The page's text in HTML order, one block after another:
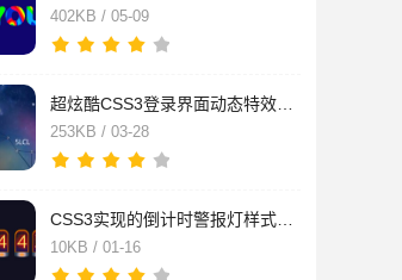
402KB / 05-09
253KB / 03-28
10KB / 01-16